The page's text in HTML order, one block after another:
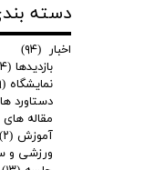
دسته
اخبار (۹۴)
بازدیدها (۲۴)
نمایشگاه (۹)
دستاورد ها
مقاله
آموزش (۲)
ورزشی و